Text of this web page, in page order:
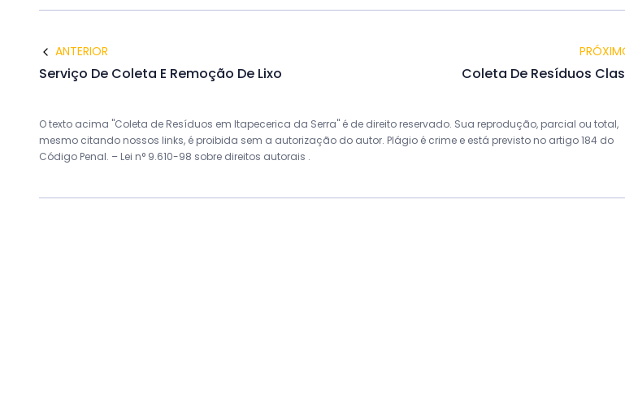
ANTERIOR
Serviço De Coleta E Remoção De Lixo Coleta De Resíduos
O texto acima "Coleta de Resíduos em Itapecerica da Serra" é de direito reservado. Sua reprodução, parcial ou total,
mesmo citando nossos links, é proibida sem a autorização do autor. Plágio é crime e está previsto no artigo 184 do
Código Penal. – Lei n° 9.610-98 sobre direitos autorais .